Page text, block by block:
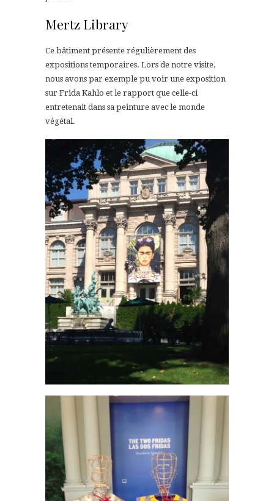
Mertz Library
Ce bâtiment présente régulièrement des
expositions temporaires. Lors de notre visite,
nous avons par exemple pu voir une exposition
sur Frida Kahlo et le rapport que celle-ci
entretenait dans sa peinture avec le monde
végétal.